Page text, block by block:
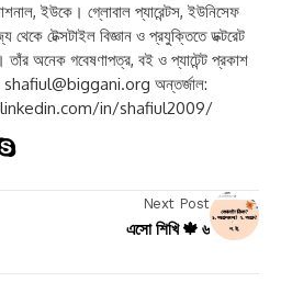
ইউকে। গ্লোবাল প্যারেন্টস, ইউনিসেফ
থেকে টেক্সটাইল বিজ্ঞান ও প্রযুক্তিতে ডক্টরেট
তাঁর অনেক গবেষণাপত্র, বই ও প্যাটেন্ট প্রকাশ
shafiul@biggani.org অন্তর্জাল:
in/shafiul2009/
Next Post
এসো শিখি 🍁 ৬